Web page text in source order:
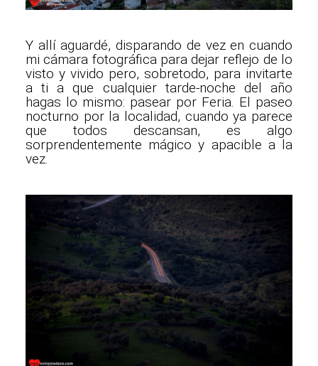
Y allí aguardé, disparando de vez en cuando
mi cámara fotográfica para dejar reflejo de lo
visto y vivido pero, sobretodo, para invitarte
a ti a que cualquier tarde-noche del año
hagas lo mismo: pasear por Feria. El paseo
nocturno por la localidad, cuando ya parece
que todos descansan, es algo
sorprendentemente mágico y apacible a la
vez.